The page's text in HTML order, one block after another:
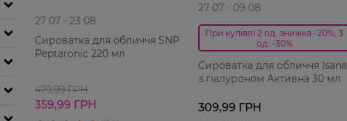
27 07 - 23 08
Сироватка для обличчя SNP
Peptaronic 220 мл
479,99 ГРН
359,99 ГРН
27 07 - 09 08
При купівлі 2 од. знижка -20%, 3
од. -30%
Сироватка для обличчя Isana
з гіалуроном Активна 30 мл
309,99 ГРН